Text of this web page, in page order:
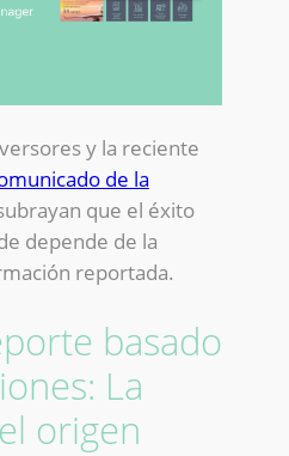
y la reciente
de la
que el éxito
depende de la
reportada.
basado
La
origen